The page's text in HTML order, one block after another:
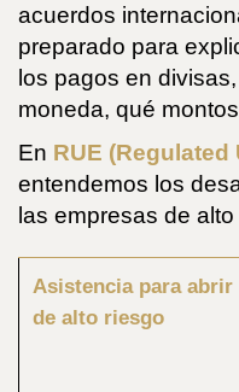
acuerdos
preparado para
los pagos en
moneda, qué
En RUE
entendemos los
las empresas de alto
Asistencia para abrir
de alto riesgo